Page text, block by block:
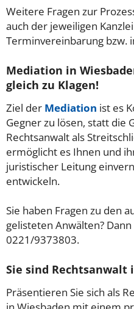
Weitere Fragen zur
auch der jeweiligen
Terminvereinbarung bzw.
Mediation in
gleich zu Klagen!
Ziel der Mediation ist es
Gegner zu lösen, statt die
Rechtsanwalt als
ermöglicht es Ihnen und
juristischer Leitung
entwickeln.
Sie haben Fragen zu den
gelisteten Anwälten?
0221/9373803.
Sie sind Rechtsanwalt
Präsentieren Sie sich als